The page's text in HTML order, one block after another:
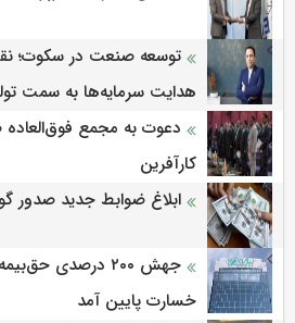
توسعه صنعت در سکوت؛
هدایت سرمایه‌ها به سمت
دعوت به مجمع
کارآفرین
ابلاغ ضوابط جدید صدور
جهش ۲۰۰ درصدی
خسارت پایین آمد